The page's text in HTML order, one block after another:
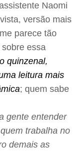
Naomi
versão mais
parece tão
sobre essa
quinzenal,
leitura mais
; quem sabe
gente entender
trabalha no
demais as